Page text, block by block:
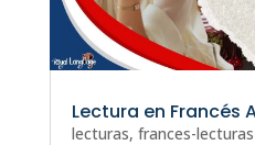
Lectura en Francés
lecturas, frances-lecturas